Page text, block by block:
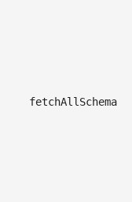
fetchAllSchema